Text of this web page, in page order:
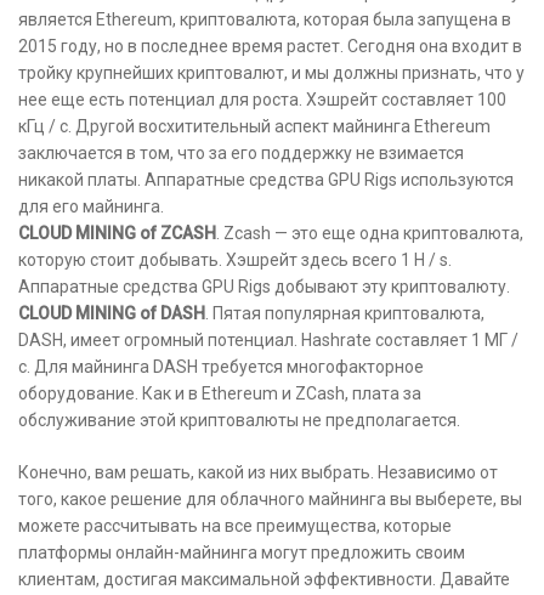
является Ethereum, криптовалюта, которая была запущена в
2015 году, но в последнее время растет. Сегодня она входит в
тройку крупнейших криптовалют, и мы должны признать, что у
нее еще есть потенциал для роста. Хэшрейт составляет 100
кГц / с. Другой восхитительный аспект майнинга Ethereum
заключается в том, что за его поддержку не взимается
никакой платы. Аппаратные средства GPU Rigs используются
для его майнинга.
CLOUD MINING of ZCASH . Zcash — это еще одна криптовалюта,
которую стоит добывать. Хэшрейт здесь всего 1 H / s.
Аппаратные средства GPU Rigs добывают эту криптовалюту.
CLOUD MINING of DASH
. Пятая популярная криптовалюта,
DASH, имеет огромный потенциал. Hashrate составляет 1 МГ /
с. Для майнинга DASH требуется многофакторное
оборудование. Как и в Ethereum и ZCash, плата за
обслуживание этой криптовалюты не предполагается.
Конечно, вам решать, какой из них выбрать. Независимо от
того, какое решение для облачного майнинга вы выберете, вы
можете рассчитывать на все преимущества, которые
платформы онлайн-майнинга могут предложить своим
клиентам, достигая максимальной эффективности. Давайте